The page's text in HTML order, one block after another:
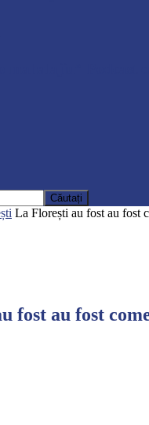
La Florești au fost au fost
fost au fost